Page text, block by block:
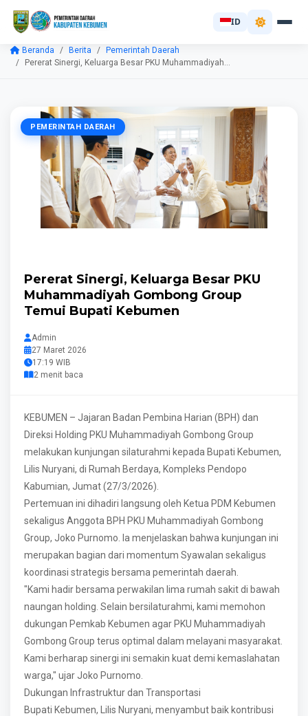
ID
Beranda Berita
Pemerintah Daerah
Pererat Sinergi, Keluarga Besar PKU Muhammadiyah...
PEMERINTAH DAERAH
Pererat Sinergi, Keluarga Besar PKU
Muhammadiyah Gombong Group
Temui Bupati Kebumen
Admin
27 Maret 2026
17:19 WIB
2 menit baca
KEBUMEN – Jajaran Badan Pembina Harian (BPH) dan
Direksi Holding PKU Muhammadiyah Gombong Group
melakukan kunjungan silaturahmi kepada Bupati Kebumen,
Lilis Nuryani, di Rumah Berdaya, Kompleks Pendopo
Kabumian, Jumat (27/3/2026).
Pertemuan ini dihadiri langsung oleh Ketua PDM Kebumen
sekaligus Anggota BPH PKU Muhammadiyah Gombong
Group, Joko Purnomo. Ia menjelaskan bahwa kunjungan ini
merupakan bagian dari momentum Syawalan sekaligus
koordinasi strategis bersama pemerintah daerah.
"Kami hadir bersama perwakilan lima rumah sakit di bawah
naungan holding. Selain bersilaturahmi, kami memohon
dukungan Pemkab Kebumen agar PKU Muhammadiyah
Gombong Group terus optimal dalam melayani masyarakat.
Kami berharap sinergi ini semakin kuat demi kemaslahatan
warga," ujar Joko Purnomo.
Dukungan Infrastruktur dan Transportasi
Bupati Kebumen, Lilis Nuryani, menyambut baik kontribusi